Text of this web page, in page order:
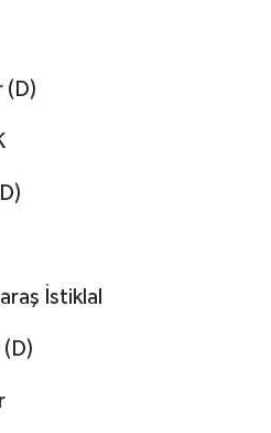
(D)
İstiklal